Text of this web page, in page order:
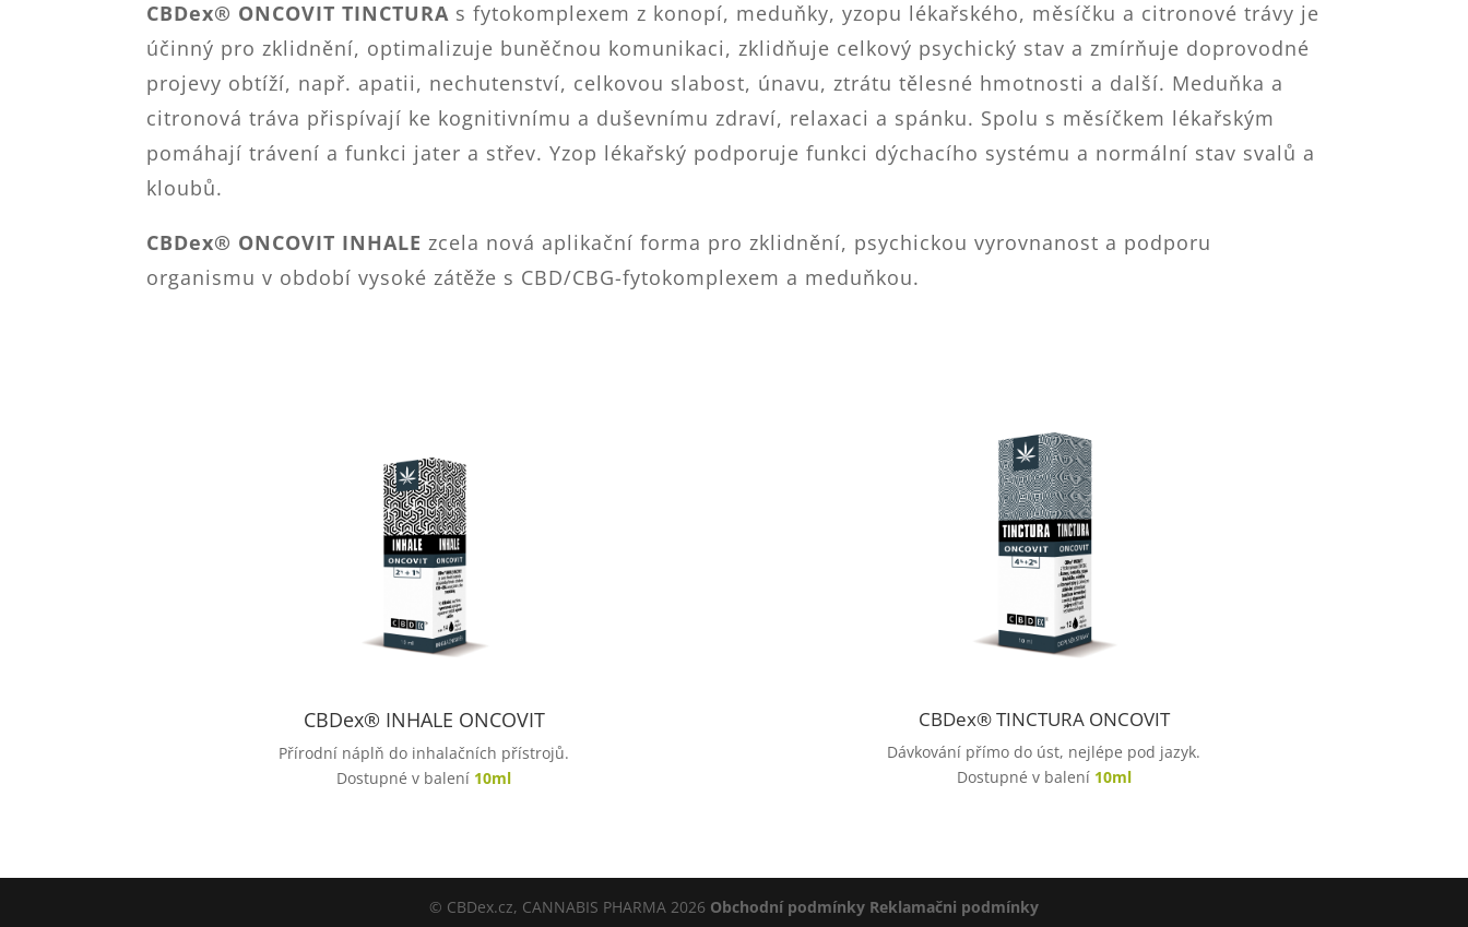
CBDex® ONCOVIT TINCTURA s fytokomplexem z konopí, meduňky, yzopu lékařského, měsíčku a citronové trávy je
účinný pro zklidnění, optimalizuje buněčnou komunikaci, zklidňuje celkový psychický stav a zmírňuje doprovodné
projevy obtíží, např. apatii, nechutenství, celkovou slabost, únavu, ztrátu tělesné hmotnosti a další. Meduňka a
citronová tráva přispívají ke kognitivnímu a duševnímu zdraví, relaxaci a spánku. Spolu s měsíčkem lékařským
pomáhají trávení a funkci jater a střev. Yzop lékařský podporuje funkci dýchacího systému a normální stav svalů a
kloubů.
CBDex® ONCOVIT INHALE zcela nová aplikační forma pro zklidnění, psychickou vyrovnanost a podporu
organismu v období vysoké zátěže s CBD/CBG-fytokomplexem a meduňkou.
CBDex® INHALE ONCOVIT
Přírodní náplň do inhalačních přístrojů.
Dostupné v balení 10ml
CBDex® TINCTURA ONCOVIT
Dávkování přímo do úst, nejlépe pod jazyk.
Dostupné v balení 10ml
© CBDex.cz, CANNABIS PHARMA 2026 Obchodní podmínky Reklamačni podmínky